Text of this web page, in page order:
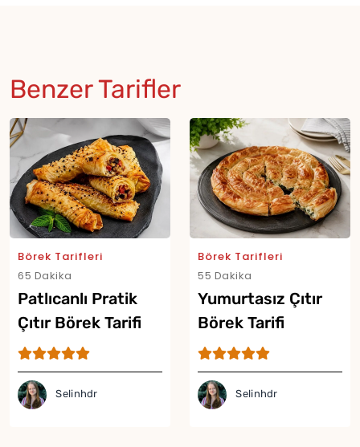
Benzer Tarifler
Börek Tarifleri
65 Dakika
Patlıcanlı Pratik
Çıtır Börek Tarifi
Selinhdr
Börek Tarifleri
55 Dakika
Yumurtasız Çıtır
Börek Tarifi
Selinhdr